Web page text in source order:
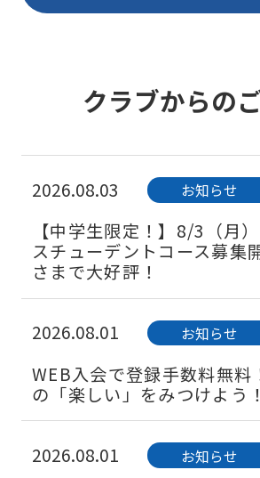
クラブからの
2026.08.03 お知らせ
【中学生限定！】8/3（月
スチューデントコース募集
さまで大好評！
2026.08.01 お知らせ
WEB入会で登録手数料無料
の「楽しい」をみつけよう！
2026.08.01 お知らせ